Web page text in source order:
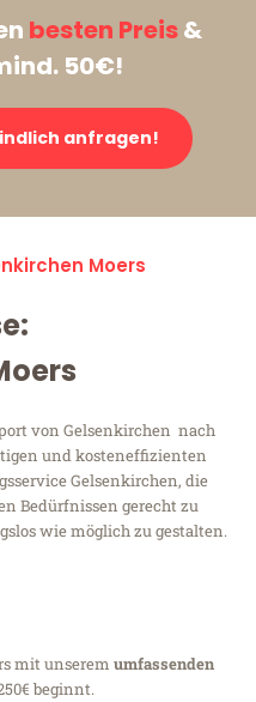
besten Preis&
50€!
anfragen!
Moers
von Gelsenkirchen nach
und kosteneffizienten
Gelsenkirchen, die
Bedürfnissen gerecht zu
wie möglich zu gestalten.
mit unserem umfassenden
beginnt.